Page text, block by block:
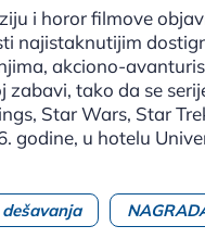
i horor filmove
najistaknutijim
akciono-
tako da se
Star Wars, Star
godine, u hotelu
dešavanja